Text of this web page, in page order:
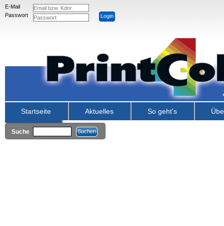
E-Mail
Passwort
Suche
Startseite Aktuelles So geht's
Kontakt